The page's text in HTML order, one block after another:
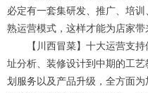
必定有一套集研发、推广、培
熟运营模式，这样才能为店家带
【川西冒菜】十大运营支
址分析、装修设计到中期的工
划服务以及产品升级，全方面